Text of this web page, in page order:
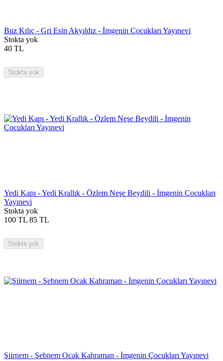
Buz Kılıç - Gri Esin Akyıldız - İmgenin Çocukları Yayınevi
Stokta yok
40 TL
Stokta yok
Yedi Kapı - Yedi Krallık - Özlem Neşe Beydili - İmgenin Çocukları
Yayınevi
Stokta yok
100 TL 85 TL
Stokta yok
Şiirnem - Şebnem Ocak Kahraman - İmgenin Çocukları Yayınevi